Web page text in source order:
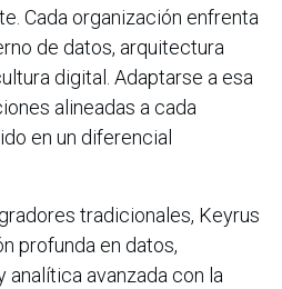
Cada organización enfrenta
de datos, arquitectura
digital. Adaptarse a esa
alineadas a cada
en un diferencial
tradicionales, Keyrus
profunda en datos,
avanzada con la